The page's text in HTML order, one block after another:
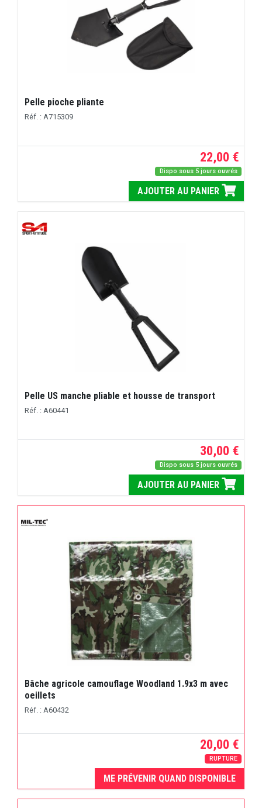
Pelle pioche pliante
Réf. : A715309
22,00 €
Dispo sous 5 jours ouvrés
AJOUTER AU PANIER
Pelle US manche pliable et housse de transport
Réf. : A60441
30,00 €
Dispo sous 5 jours ouvrés
AJOUTER AU PANIER
Bâche agricole camouflage Woodland 1.9x3 m avec
oeillets
Réf. : A60432
20,00 €
RUPTURE
ME PRÉVENIR QUAND DISPONIBLE